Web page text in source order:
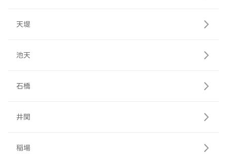
天堤
池天
石橋
井関
稲場